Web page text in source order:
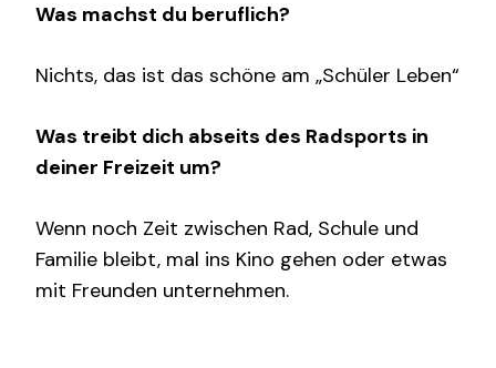
Was machst du beruflich?
Nichts, das ist das schöne am „Schüler Leben“
Was treibt dich abseits des Radsports in
deiner Freizeit um?
Wenn noch Zeit zwischen Rad, Schule und
Familie bleibt, mal ins Kino gehen oder etwas
mit Freunden unternehmen.